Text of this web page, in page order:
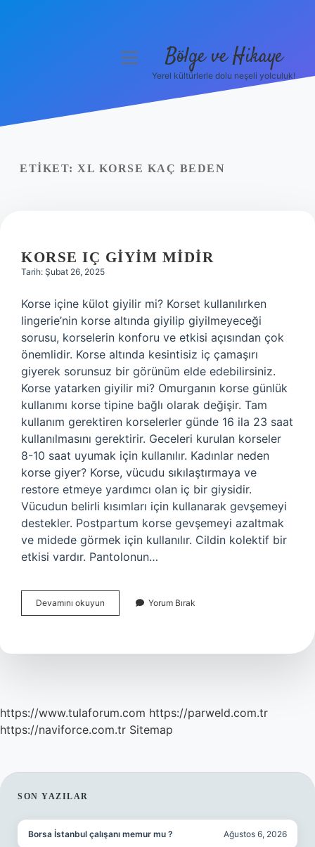
Yasal Uyarı
menüyü
Bölge ve Hikaye
Yerel kültürlerle dolu neşeli yolculuk!
ETIKET: XL KORSE KAÇ BEDEN
KORSE IÇ GIYIM MIDIR
Tarih: Şubat 26, 2025
Korse içine külot giyilir mi? Korset kullanılırken
lingerie’nin korse altında giyilip giyilmeyeceği
sorusu, korselerin konforu ve etkisi açısından çok
önemlidir. Korse altında kesintisiz iç çamaşırı
giyerek sorunsuz bir görünüm elde edebilirsiniz.
Korse yatarken giyilir mi? Omurganın korse günlük
kullanımı korse tipine bağlı olarak değişir. Tam
kullanım gerektiren korselerler günde 16 ila 23 saat
kullanılmasını gerektirir. Geceleri kurulan korseler
8-10 saat uyumak için kullanılır. Kadınlar neden
korse giyer? Korse, vücudu sıkılaştırmaya ve
restore etmeye yardımcı olan iç bir giysidir.
Vücudun belirli kısımları için kullanarak gevşemeyi
destekler. Postpartum korse gevşemeyi azaltmak
ve midede görmek için kullanılır. Cildin kolektif bir
etkisi vardır. Pantolonun…
Devamını okuyun
Iç
Yorum Bırak
https://www.tulaforum.com https://parweld.com.tr
https://naviforce.com.tr Sitemap
SIDEBAR
SON YAZILAR
Borsa İstanbul çalışanı memur mu ? Ağustos 6, 2026